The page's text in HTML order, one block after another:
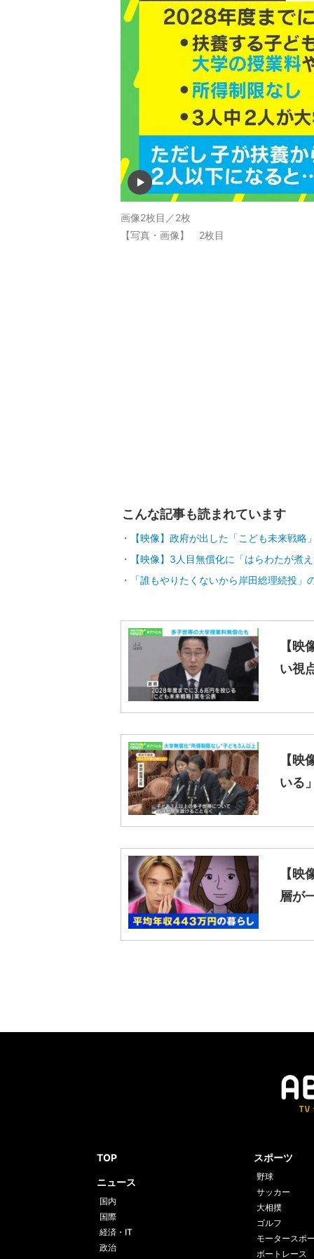
画像2枚目／2枚
【写真・画像】 2枚目
こんな記事も読まれています
【映像】政府が出した「こども未来戦略
【映像】3人目無償化に「はらわたが煮
「誰もやりたくないから岸田総理続投
【
い視
【
いる
【
層が
TOP
ニュース
国内
国際
経済・IT
政治
スポーツ
野球
サッカー
大相撲
ゴルフ
モータースポ
ボートレース